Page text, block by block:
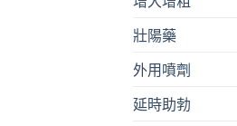
壯陽藥
外用噴劑
延時助勃